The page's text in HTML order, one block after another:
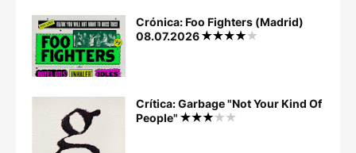
Crónica: Foo Fighters (Madrid)
08.07.2026
Crítica: Garbage "Not Your Kind Of
People"